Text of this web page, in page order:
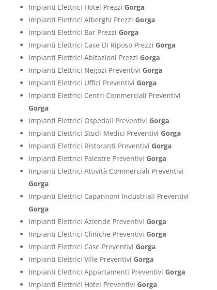
Impianti Elettrici Hotel Prezzi Gorga
Impianti Elettrici Alberghi Prezzi Gorga
Impianti Elettrici Bar Prezzi Gorga
Impianti Elettrici Case Di Riposo Prezzi Gorga
Impianti Elettrici Abitazioni Prezzi Gorga
Impianti Elettrici Negozi Preventivi Gorga
Impianti Elettrici Uffici Preventivi Gorga
Impianti Elettrici Centri Commerciali Preventivi
Gorga
Impianti Elettrici Ospedali Preventivi Gorga
Impianti Elettrici Studi Medici Preventivi Gorga
Impianti Elettrici Ristoranti Preventivi Gorga
Impianti Elettrici Palestre Preventivi Gorga
Impianti Elettrici Attività Commerciali Preventivi
Gorga
Impianti Elettrici Capannoni Industriali Preventivi
Gorga
Impianti Elettrici Aziende Preventivi Gorga
Impianti Elettrici Cliniche Preventivi Gorga
Impianti Elettrici Case Preventivi Gorga
Impianti Elettrici Ville Preventivi Gorga
Impianti Elettrici Appartamenti Preventivi Gorga
Impianti Elettrici Hotel Preventivi Gorga